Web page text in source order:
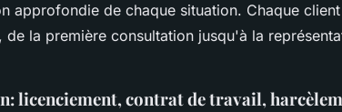
approfondie de chaque situation. Chaque
de la première consultation jusqu'à la
licenciement, contrat de travail,